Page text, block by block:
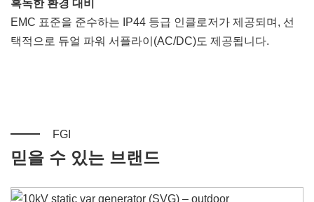
혹독한 환경 대비
EMC 표준을 준수하는 IP44 등급 인클로저가 제공되며, 선
택적으로 듀얼 파워 서플라이(AC/DC)도 제공됩니다.
FGI
믿을 수 있는 브랜드